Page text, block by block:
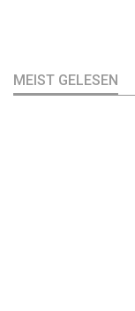
MEIST GELESEN